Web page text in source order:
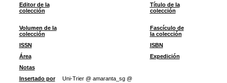
Editor de la
colección
Título de la
colección
Volumen de la
colección
Fascículo de
la colección
ISSN
ISBN
Área
Expedición
Notas
Insertado por
Uni-Trier @ amaranta_sg @